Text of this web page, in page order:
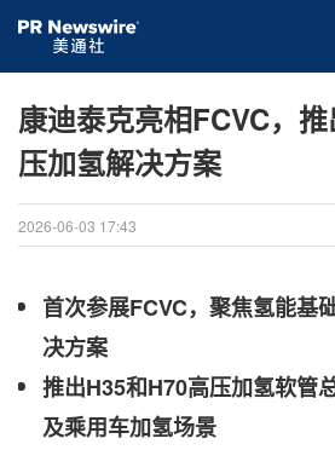
康迪泰克亮相FCVC，
压加氢解决方案
2026-06-03 17:43
首次参展FCVC，聚焦氢能基
决方案
推出H35和H70高压加氢软管
及乘用车加氢场景